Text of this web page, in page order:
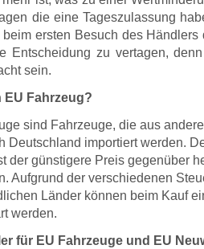
die eine Tageszulassung
beim ersten Besuch des
Entscheidung zu vertagen,
sein.
EU Fahrzeug?
sind Fahrzeuge, die aus
Deutschland importiert werden.
der günstigere Preis gegenüber
Aufgrund der verschiedenen
Länder können beim Kauf
werden.
für EU Fahrzeuge und EU